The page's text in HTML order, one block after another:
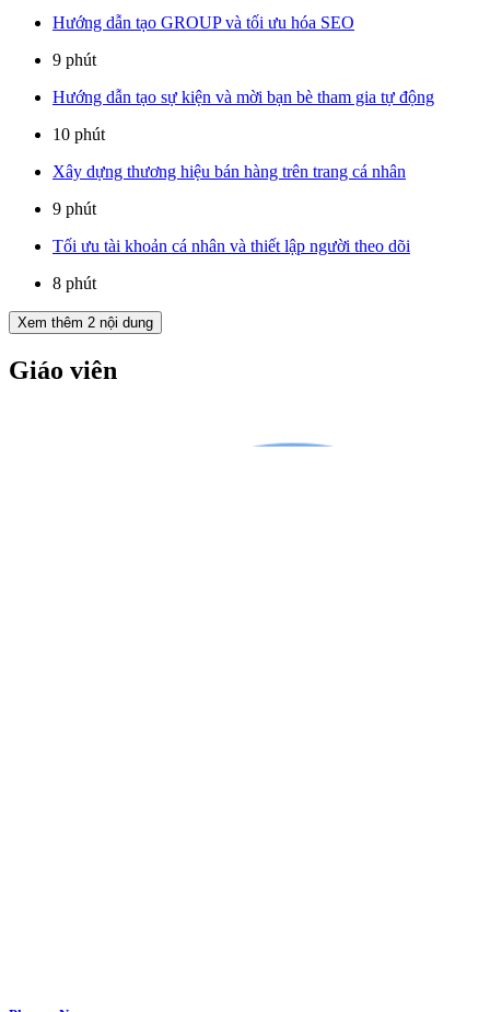
Hướng dẫn tạo GROUP và tối ưu hóa SEO
9 phút
Hướng dẫn tạo sự kiện và mời bạn bè tham gia tự động
10 phút
Xây dựng thương hiệu bán hàng trên trang cá nhân
9 phút
Tối ưu tài khoản cá nhân và thiết lập người theo dõi
8 phút
Xem thêm 2 nội dung
Giáo viên